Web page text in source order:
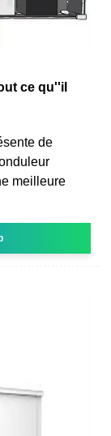
ce qu''il
de
meilleure